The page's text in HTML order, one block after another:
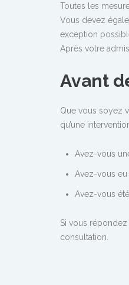
Toutes les
Vous devez
exception
Après votre
Avant
Que vous soyez
qu’une
Avez-vous
Avez-vous
Avez-vous
Si vous
consultation.